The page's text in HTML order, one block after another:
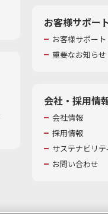
お客様サポー
お客様サポー
重要なお知らせ
会社・採用情
会社情報
採用情報
サステナビリテ
お問い合わせ